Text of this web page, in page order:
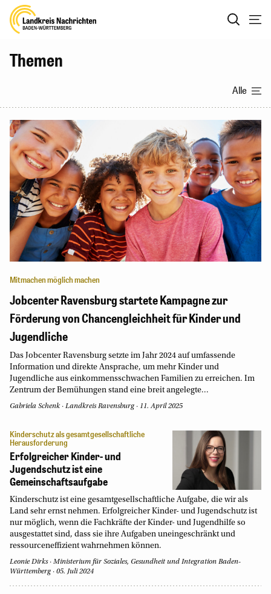
Themen
Alle
Mitmachen möglich machen
Jobcenter Ravensburg startete Kampagne zur
Förderung von Chancengleichheit für Kinder und
Jugendliche
Das Jobcenter Ravensburg setzte im Jahr 2024 auf umfassende
Information und direkte Ansprache, um mehr Kinder und
Jugendliche aus einkommensschwachen Familien zu erreichen. Im
Zentrum der Bemühungen stand eine breit angelegte...
Gabriela Schenk· Landkreis Ravensburg · 11. April 2025
Kinderschutz als gesamtgesellschaftliche
Herausforderung
Erfolgreicher Kinder- und
Jugendschutz ist eine
Gemeinschaftsaufgabe
Kinderschutz ist eine gesamtgesellschaftliche Aufgabe, die wir als
Land sehr ernst nehmen. Erfolgreicher Kinder- und Jugendschutz ist
nur möglich, wenn die Fachkräfte der Kinder- und Jugendhilfe so
ausgestattet sind, dass sie ihre Aufgaben uneingeschränkt und
ressourceneffizient wahrnehmen können.
Leonie Dirks
Ministerium für Soziales, Gesundheit und Integration Baden-
Württemberg
05. Juli 2024